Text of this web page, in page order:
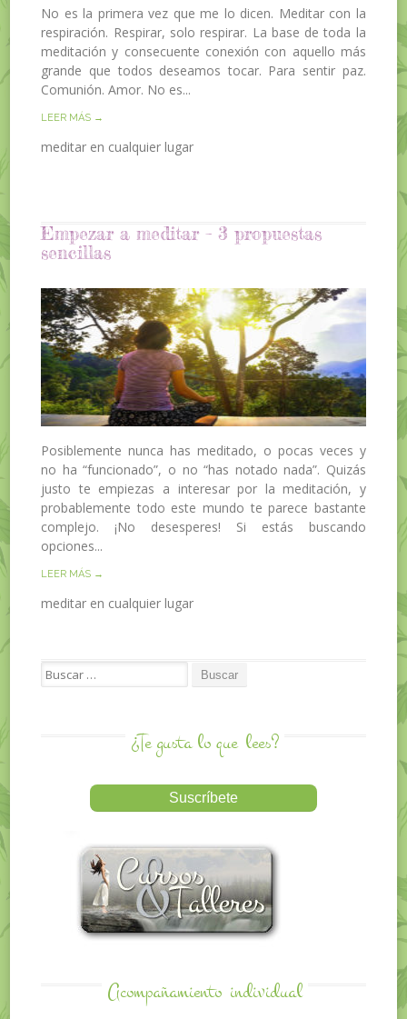
No es la primera vez que me lo dicen. Meditar con la
respiración. Respirar, solo respirar. La base de toda la
meditación y consecuente conexión con aquello más
grande que todos deseamos tocar. Para sentir paz.
Comunión. Amor. No es...
LEER MÁS →
meditar en cualquier lugar
Empezar a meditar – 3 propuestas
sencillas
Posiblemente nunca has meditado, o pocas veces y
no ha “funcionado”, o no “has notado nada”. Quizás
justo te empiezas a interesar por la meditación, y
probablemente todo este mundo te parece bastante
complejo. ¡No desesperes! Si estás buscando
opciones...
LEER MÁS →
meditar en cualquier lugar
Search for:
¿Te gusta lo que lees?
Acompañamiento individual